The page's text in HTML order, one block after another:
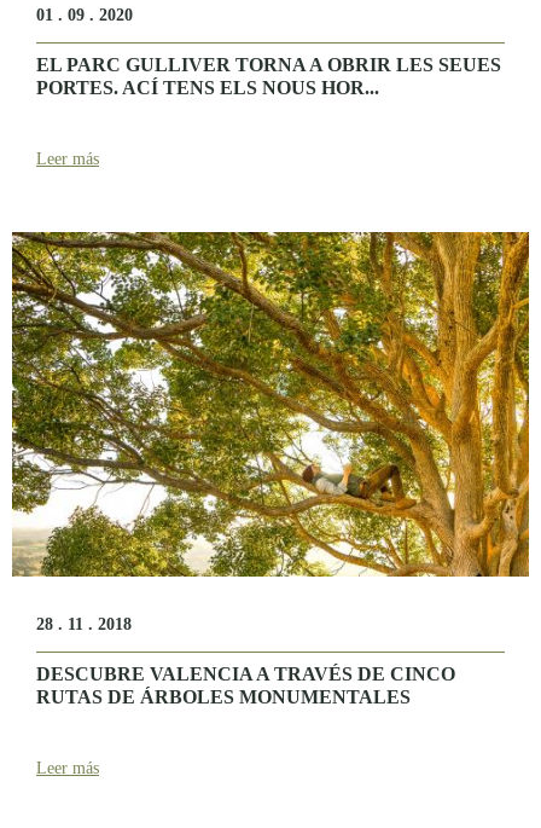
01 . 09 . 2020
EL PARC GULLIVER TORNA A OBRIR LES SEUES
PORTES. ACÍ TENS ELS NOUS HOR...
Leer más
28 . 11 . 2018
DESCUBRE VALENCIA A TRAVÉS DE CINCO
RUTAS DE ÁRBOLES MONUMENTALES
Leer más